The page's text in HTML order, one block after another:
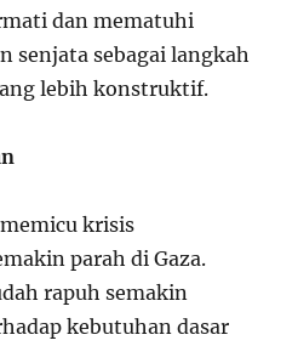
dan mematuhi
senjata sebagai langkah
lebih konstruktif.
krisis
parah di Gaza.
rapuh semakin
kebutuhan dasar